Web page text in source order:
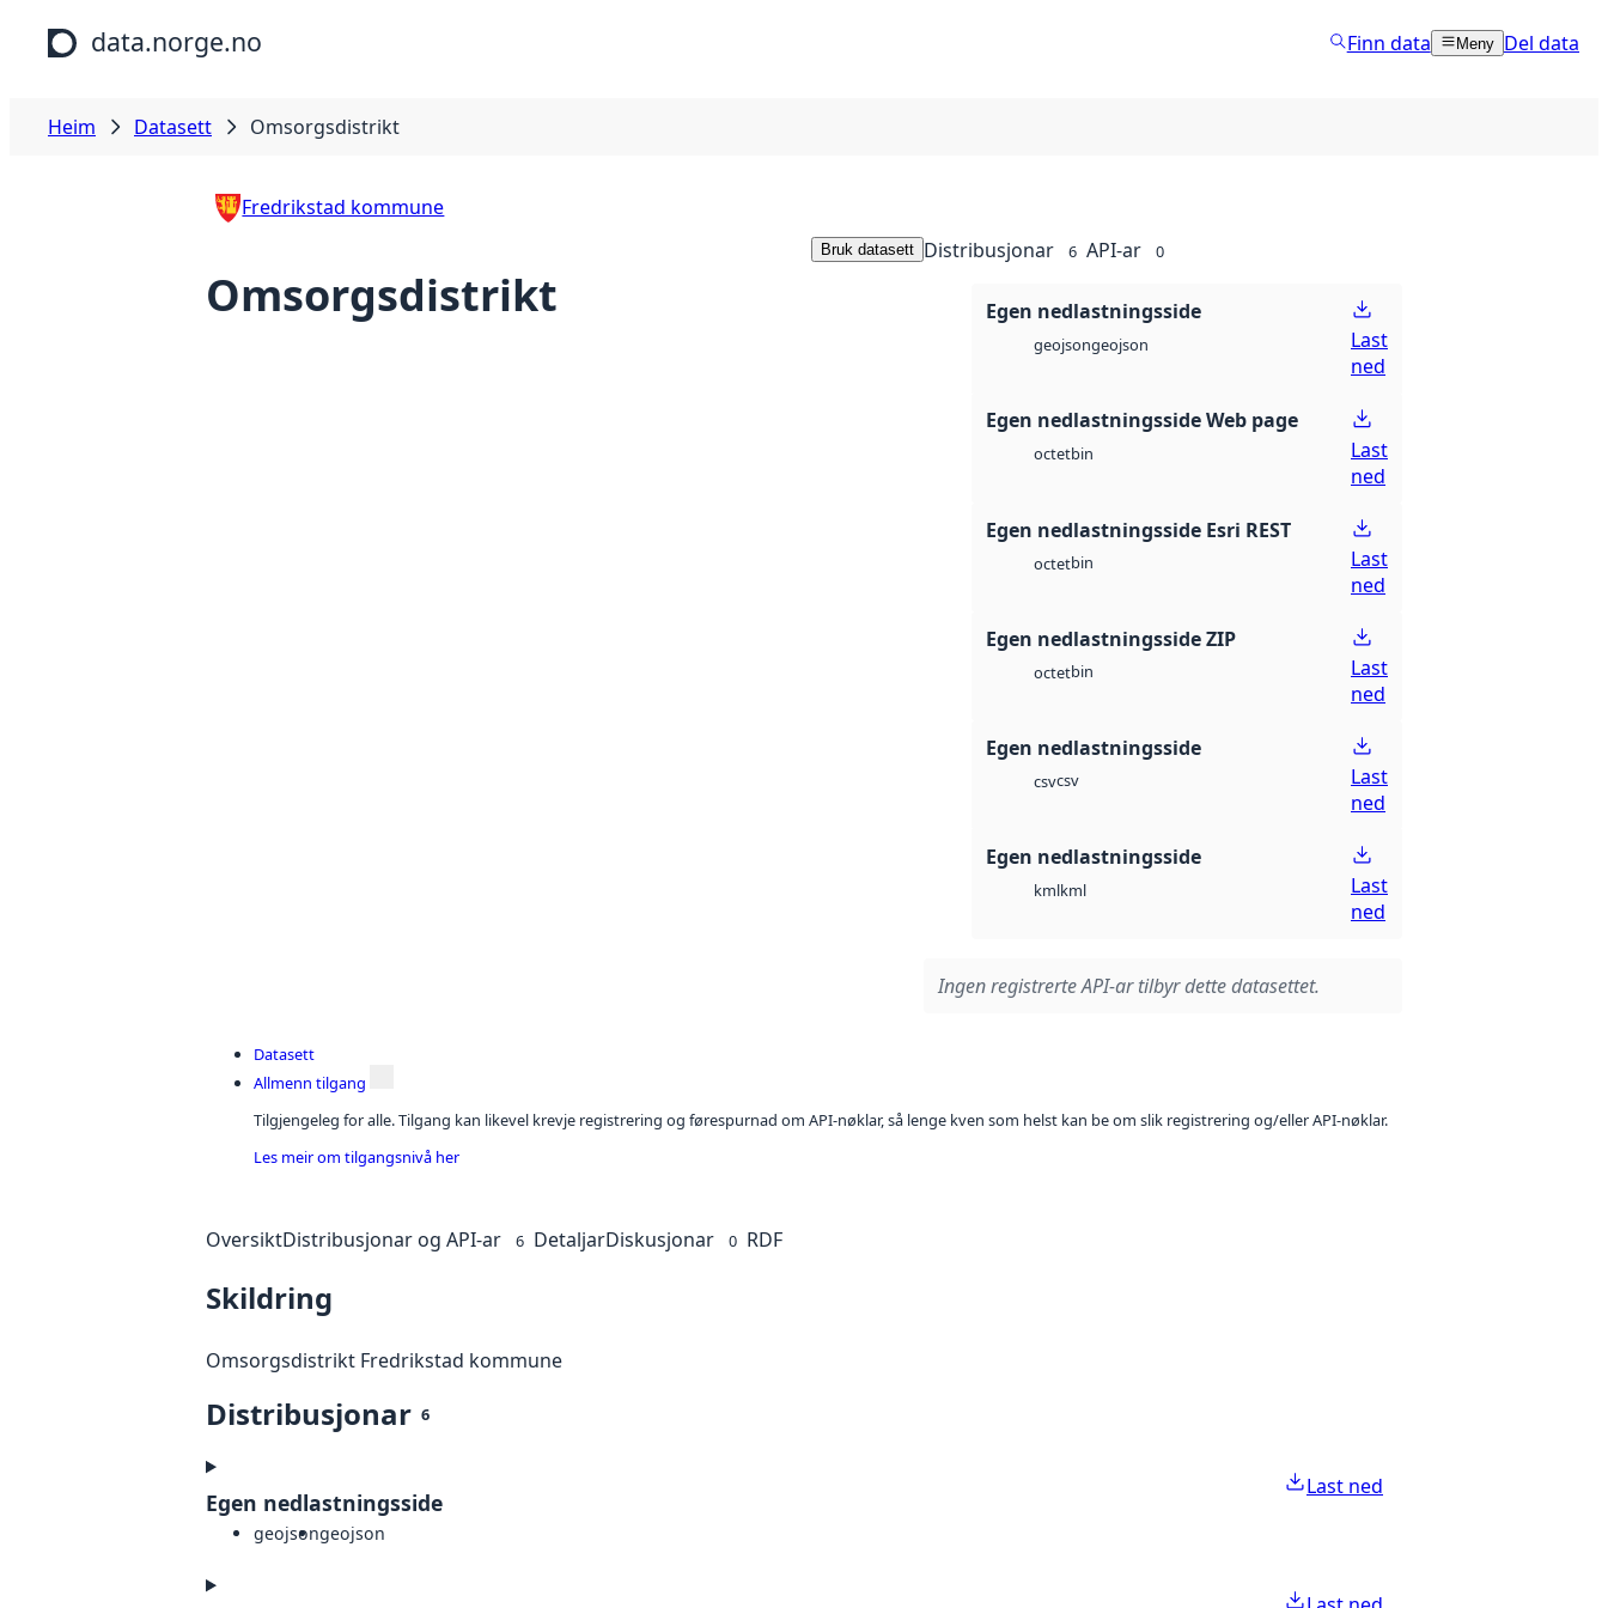
Hopp til hovudinnhald
data.norge.no Finn data Meny Del data
Heim Datasett Omsorgsdistrikt
Fredrikstad kommune
Omsorgsdistrikt
Bruk datasett Distribusjonar 6 API-ar 0
Egen nedlastningsside
geojsongeojson
Last
ned
Egen nedlastningsside Web page
octetbin
Last
ned
Egen nedlastningsside Esri REST
octetbin
Last
ned
Egen nedlastningsside ZIP
octetbin
Last
ned
Egen nedlastningsside
csvcsv
Last
ned
Egen nedlastningsside
kmlkml
Last
ned
Ingen registrerte API-ar tilbyr dette datasettet.
Datasett
Allmenn tilgang
Tilgjengeleg for alle. Tilgang kan likevel krevje registrering og førespurnad om API-nøklar, så lenge kven som helst kan be om slik registrering og/eller API-nøklar.
Les meir om tilgangsnivå her
OversiktDistribusjonar og API-ar 6 DetaljarDiskusjonar 0 RDF
Skildring
Omsorgsdistrikt Fredrikstad kommune
Distribusjonar 6
Egen nedlastningsside
geojsongeojson
Last ned